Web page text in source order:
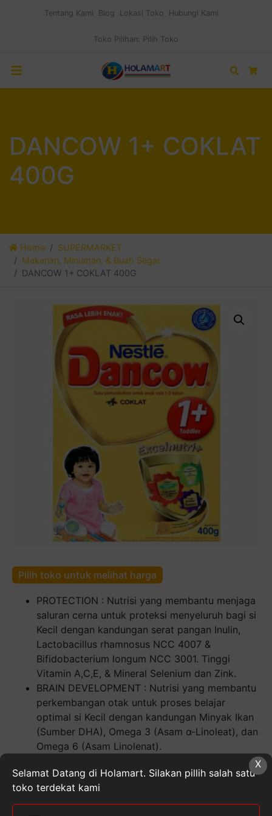
Tentang Kami Blog Lokasi Toko Hubungi Kami
Toko Pilihan: Pilih Toko
Search
DANCOW 1+ COKLAT
400G
Home
SUPERMARKET
Makanan, Minuman, & Buah Segar
DANCOW 1+ COKLAT 400G
Pilih toko untuk melihat harga
PROTECTION : Nutrisi yang membantu menjaga
saluran cerna untuk proteksi menyeluruh bagi si
Kecil dengan kandungan serat pangan Inulin,
Lactobacillus rhamnosus NCC 4007 &
Bifidobacterium longum NCC 3001. Tinggi
Vitamin A,C,E, & Mineral Selenium dan Zink.
BRAIN DEVELOPMENT : Nutrisi yang membantu
perkembangan otak untuk proses belajar
optimal si Kecil dengan kandungan Minyak Ikan
(Sumber DHA), Omega 3 (Asam α-Linoleat), dan
Omega 6 (Asam Linolenat).
pertumbuhan fisik untuk tumbuh kembang
optimal si Kecil dengan kandungan Protein dan
Kalsium tinggi.
X
Selamat Datang di Holamart. Silakan pillih salah satu
toko terdekat kami